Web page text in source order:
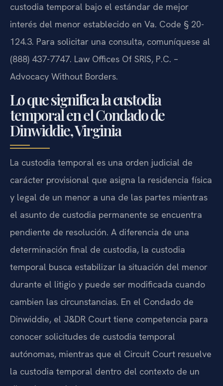
custodia temporal bajo el estándar de mejor
interés del menor establecido en Va. Code § 20-
124.3. Para solicitar una consulta, comuníquese al
(888) 437-7747. Law Offices Of SRIS, P.C. –
Advocacy Without Borders.
Lo que significa la custodia
temporal en el Condado de
Dinwiddie, Virginia
La custodia temporal es una orden judicial de
carácter provisional que asigna la residencia física
y legal de un menor a una de las partes mientras
el asunto de custodia permanente se encuentra
pendiente de resolución. A diferencia de una
determinación final de custodia, la custodia
temporal busca estabilizar la situación del menor
durante el litigio y puede ser modificada cuando
cambien las circunstancias. En el Condado de
Dinwiddie, el J&DR Court tiene competencia para
conocer solicitudes de custodia temporal
autónomas, mientras que el Circuit Court resuelve
la custodia temporal dentro del contexto de un